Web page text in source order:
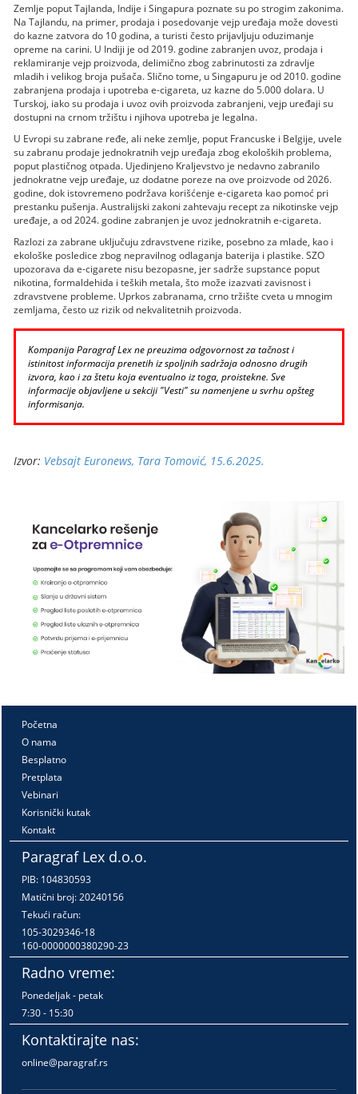
Zemlje poput Tajlanda, Indije i Singapura poznate su po strogim zakonima.
Na Tajlandu, na primer, prodaja i posedovanje vejp uređaja može dovesti
do kazne zatvora do 10 godina, a turisti često prijavljuju oduzimanje
opreme na carini. U Indiji je od 2019. godine zabranjen uvoz, prodaja i
reklamiranje vejp proizvoda, delimično zbog zabrinutosti za zdravlje
mladih i velikog broja pušača. Slično tome, u Singapuru je od 2010. godine
zabranjena prodaja i upotreba e-cigareta, uz kazne do 5.000 dolara. U
Turskoj, iako su prodaja i uvoz ovih proizvoda zabranjeni, vejp uređaji su
dostupni na crnom tržištu i njihova upotreba je legalna.
U Evropi su zabrane ređe, ali neke zemlje, poput Francuske i Belgije, uvele
su zabranu prodaje jednokratnih vejp uređaja zbog ekoloških problema,
poput plastičnog otpada. Ujedinjeno Kraljevstvo je nedavno zabranilo
jednokratne vejp uređaje, uz dodatne poreze na ove proizvode od 2026.
godine, dok istovremeno podržava korišćenje e-cigareta kao pomoć pri
prestanku pušenja. Australijski zakoni zahtevaju recept za nikotinske vejp
uređaje, a od 2024. godine zabranjen je uvoz jednokratnih e-cigareta.
Razlozi za zabrane uključuju zdravstvene rizike, posebno za mlade, kao i
ekološke posledice zbog nepravilnog odlaganja baterija i plastike. SZO
upozorava da e-cigarete nisu bezopasne, jer sadrže supstance poput
nikotina, formaldehida i teških metala, što može izazvati zavisnost i
zdravstvene probleme. Uprkos zabranama, crno tržište cveta u mnogim
zemljama, često uz rizik od nekvalitetnih proizvoda.
Kompanija Paragraf Lex ne preuzima odgovornost za tačnost i
istinitost informacija prenetih iz spoljnih sadržaja odnosno drugih
izvora, kao i za štetu koja eventualno iz toga, proistekne. Sve
informacije objavljene u sekciji "Vesti" su namenjene u svrhu opšteg
informisanja.
Izvor: Vebsajt Euronews, Tara Tomović, 15.6.2025.
Početna
O nama
Besplatno
Pretplata
Vebinari
Korisnički kutak
Kontakt
Paragraf Lex d.o.o.
PIB: 104830593
Matični broj: 20240156
Tekući račun:
105-3029346-18
160-0000000380290-23
Radno vreme:
Ponedeljak - petak
7:30 - 15:30
Kontaktirajte nas:
online@paragraf.rs